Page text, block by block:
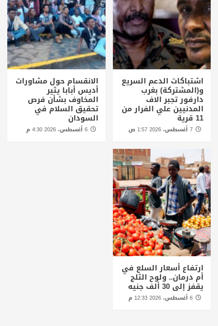
اشتباكات الدعم السريع
و(المشتركة) بغرب
دارفور تجبر الاف
المدنيين علي الفرار من
11 قرية
الانقسام حول مشاورات
أديس أبابا يثير
المخاوف بشأن فرص
تحقيق السلام في
السودان
6 أغسطس، 2026 4:30 م
ارتفاع أسعار السلع في
أم درمان.. ولوح الثلج
يقفز إلى 30 ألف جنيه